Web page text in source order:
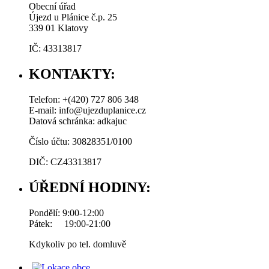
Obecní úřad
Újezd u Plánice č.p. 25
339 01 Klatovy
IČ: 43313817
KONTAKTY:
Telefon: +(420) 727 806 348
E-mail: info@ujezduplanice.cz
Datová schránka: adkajuc
Číslo účtu: 30828351/0100
DIČ: CZ43313817
ÚŘEDNÍ HODINY:
Pondělí: 9:00-12:00
Pátek: 19:00-21:00
Kdykoliv po tel. domluvě